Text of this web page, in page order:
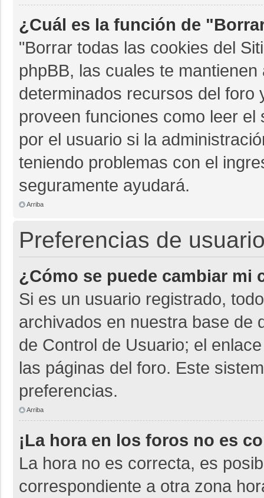
¿Cuál es la función de
"Borrar todas las cookies del
phpBB, las cuales te
determinados recursos del foro
proveen funciones como leer
por el usuario si la
teniendo problemas con el
seguramente ayudará.
Arriba
Preferencias de
¿Cómo se puede cambiar mi
Si es un usuario registrado,
archivados en nuestra base de
de Control de Usuario; el
las páginas del foro. Este
preferencias.
Arriba
¡La hora en los foros no es
La hora no es correcta, es
correspondiente a otra zona